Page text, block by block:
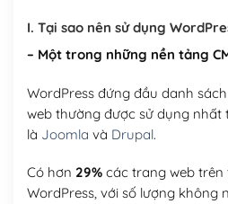
Hosting 5GB SSD (1 năm)
Hosting 8GB SSD (1 năm)
I. Tại sao nên sử dụng
– Một trong những nền tảng
WordPress đứng đầu danh
web thường được sử dụng nhất
là Joomla và Drupal.
Có hơn 29%các trang web trên
WordPress, với số lượng không